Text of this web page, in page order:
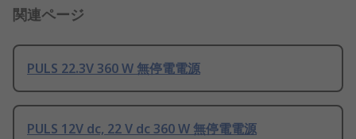
関連ページ
PULS 22.3V 360 W 無停電電源
PULS 12V dc, 22 V dc 360 W 無停電電源